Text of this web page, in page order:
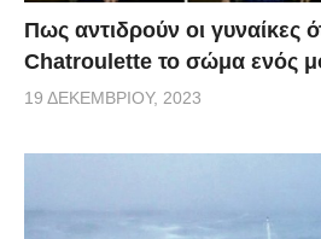
Πως αντιδρούν οι γυναίκες
Chatroulette το σώμα ενός
19 ΔΕΚΕΜΒΡΊΟΥ, 2023